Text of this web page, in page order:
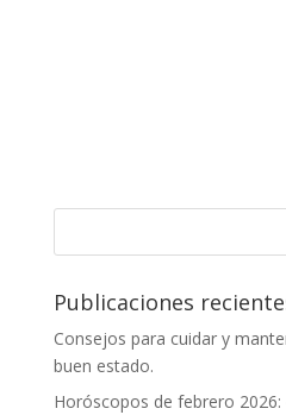
Publicaciones
Consejos para cuidar y
buen estado.
Horóscopos de febrero